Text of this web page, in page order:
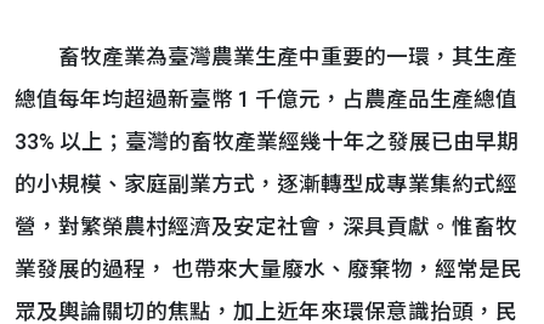
畜牧產業為臺灣農業生產中重要的一環，其生產
總值每年均超過新臺幣 1 千億元，占農產品生產總值
33% 以上；臺灣的畜牧產業經幾十年之發展已由早期
的小規模、家庭副業方式，逐漸轉型成專業集約式經
營，對繁榮農村經濟及安定社會，深具貢獻。惟畜牧
業發展的過程， 也帶來大量廢水、廢棄物，經常是民
眾及輿論關切的焦點，加上近年來環保意識抬頭，民